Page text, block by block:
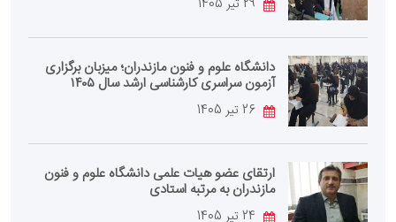
دانشگاه علوم و فنون مازندران؛ میزبان برگزاری
آزمون سراسری کارشناسی‌ ارشد سال ۱۴۰۵
ارتقای عضو هیات علمی دانشگاه علوم و فنون
مازندران به مرتبه استادی